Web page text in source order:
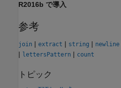
R2016b で導入
参考
join | extract | string | newline
| lettersPattern | count
トピック